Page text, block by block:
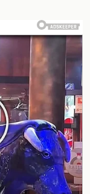
y desconfianza.
afectan su
en sus
generando un
a decisiones
loscelos